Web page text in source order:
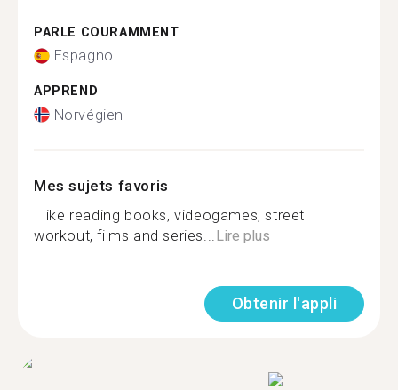
PARLE COURAMMENT
Espagnol
APPREND
Norvégien
Mes sujets favoris
I like reading books, videogames, street
workout, films and series... Lire plus
Obtenir l'appli